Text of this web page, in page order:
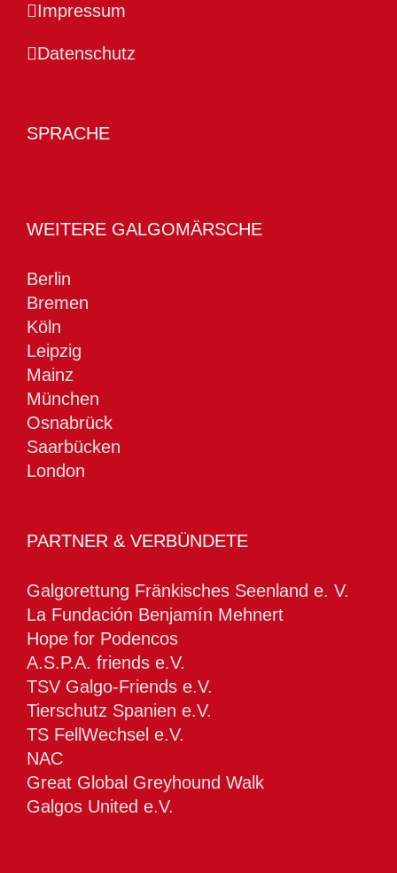
Impressum
Datenschutz
SPRACHE
WEITERE GALGOMÄRSCHE
Berlin
Bremen
Köln
Leipzig
Mainz
München
Osnabrück
Saarbücken
London
PARTNER & VERBÜNDETE
Galgorettung Fränkisches Seenland e. V.
La Fundación Benjamín Mehnert
Hope for Podencos
A.S.P.A. friends e.V.
TSV Galgo-Friends e.V.
Tierschutz Spanien e.V.
TS FellWechsel e.V.
NAC
Great Global Greyhound Walk
Galgos United e.V.